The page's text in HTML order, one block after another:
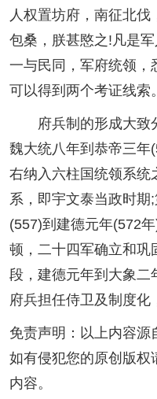
人权置坊府，南征北
包桑，朕甚愍之!凡是
一与民同，军府统领，
可以得到两个考证线索。
府兵制的形成大致
魏大统八年到恭帝三年
右纳入六柱国统领系统
系，即宇文泰当政时
(557)到建德元年(572
顿，二十四军确立和巩
段，建德元年到大象二
府兵担任侍卫及制度化
免责声明：以上内容源
如有侵犯您的原创版权
内容。